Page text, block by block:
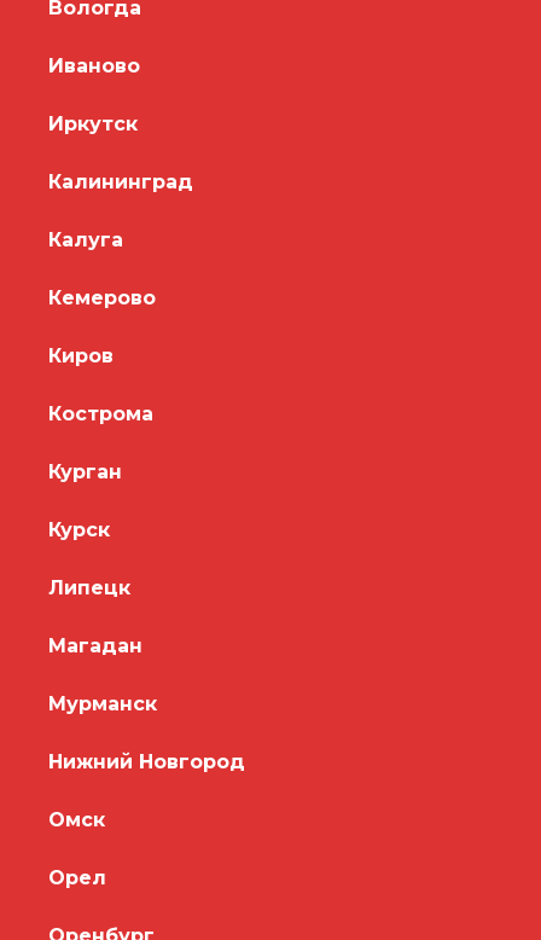
Вологда
Иваново
Иркутск
Калининград
Калуга
Кемерово
Киров
Кострома
Курган
Курск
Липецк
Магадан
Мурманск
Нижний Новгород
Омск
Орел